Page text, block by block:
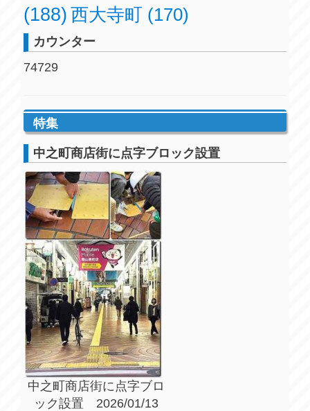
(188) 西大寺町(170)
カウンター
74729
特集
中之町商店街に点字ブロック設置
中之町商店街に点字ブロ
ック設置 2026/01/13